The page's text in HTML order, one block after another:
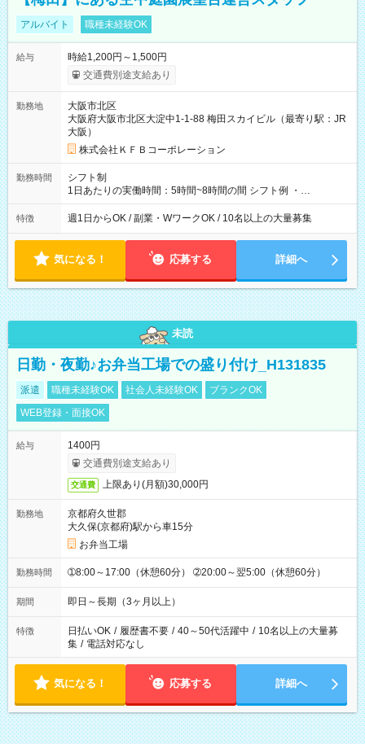
アルバイト 職種未経験OK
給与
時給1,200円～1,500円
交通費別途支給あり
勤務地
大阪市北区
大阪府大阪市北区大淀中1-1-88 梅田スカイビル（最寄り駅：JR
大阪）
株式会社ＫＦＢコーポレーション
勤務時間
シフト制
1日あたりの実働時間：5時間~8時間の間 シフト例 ・
9:30~18:00 実働7.5時間 ・9:30~14:30 実働5時間 ・
16:00~21:30 実働5.5時間
特徴 週1日からOK / 副業・WワークOK / 10名以上の大量募集
気になる！ 応募する 詳細へ
未読
日勤・夜勤♪お弁当工場での盛り付け_H131835
派遣 職種未経験OK 社会人未経験OK
ブランクOK
WEB登録・面接OK
給与
1400円
交通費別途支給あり
交通費 上限あり(月額)30,000円
勤務地
京都府久世郡
大久保(京都府)駅から車15分
お弁当工場
勤務時間 ➀8:00～17:00（休憩60分） ➁20:00～翌5:00（休憩60分）
期間 即日～長期（3ヶ月以上）
特徴 日払いOK / 履歴書不要 / 40～50代活躍中 / 10名以上の大量募
集 / 電話対応なし
気になる！ 応募する 詳細へ